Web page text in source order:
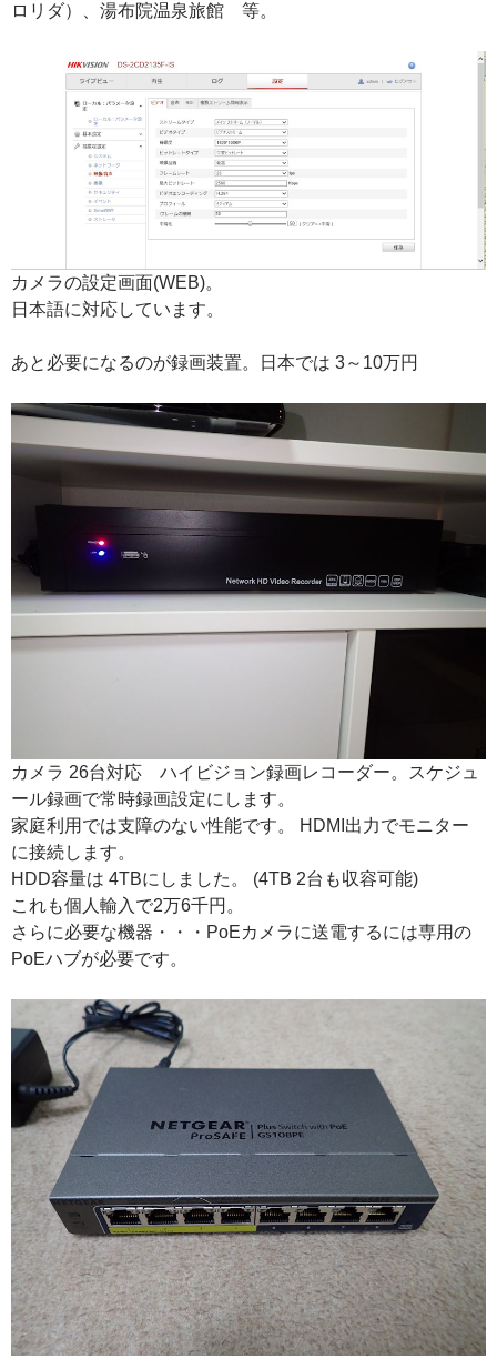
ロリダ）、湯布院温泉旅館 等。
カメラの設定画面(WEB)。
日本語に対応しています。
あと必要になるのが録画装置。日本では 3～10万円
カメラ 26台対応 ハイビジョン録画レコーダー。スケジュ
ール録画で常時録画設定にします。
家庭利用では支障のない性能です。 HDMI出力でモニター
に接続します。
HDD容量は 4TBにしました。 (4TB 2台も収容可能)
これも個人輸入で2万6千円。
さらに必要な機器・・・PoEカメラに送電するには専用の
PoEハブが必要です。